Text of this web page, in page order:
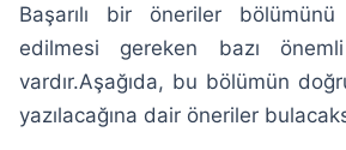
Başarılı bir öneriler
edilmesi gereken bazı
vardır.Aşağıda, bu bölümün
yazılacağına dair öneriler